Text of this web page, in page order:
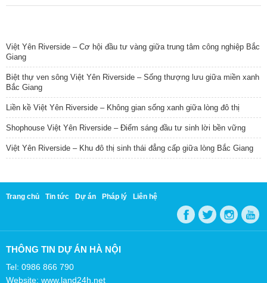
Việt Yên Riverside – Cơ hội đầu tư vàng giữa trung tâm công nghiệp Bắc
Giang
Biệt thự ven sông Việt Yên Riverside – Sống thượng lưu giữa miền xanh
Bắc Giang
Liền kề Việt Yên Riverside – Không gian sống xanh giữa lòng đô thị
Shophouse Việt Yên Riverside – Điểm sáng đầu tư sinh lời bền vững
Việt Yên Riverside – Khu đô thị sinh thái đẳng cấp giữa lòng Bắc Giang
Trang chủ Tin tức Dự án Pháp lý Liên hệ
THÔNG TIN DỰ ÁN HÀ NỘI
Tel: 0986 866 790
Website: www.land24h.net